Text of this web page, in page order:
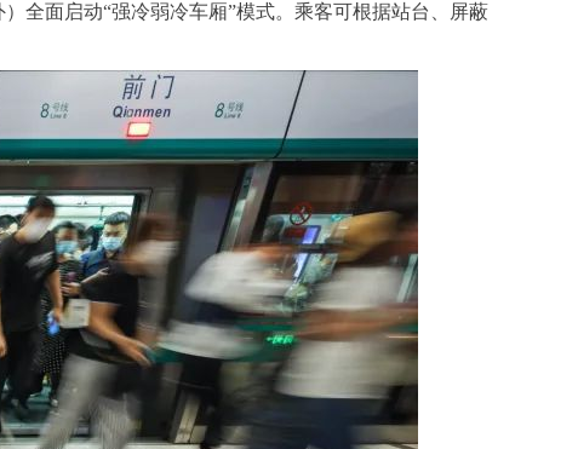
面启动“强冷弱冷车厢”模式。乘客可根据站台、屏蔽